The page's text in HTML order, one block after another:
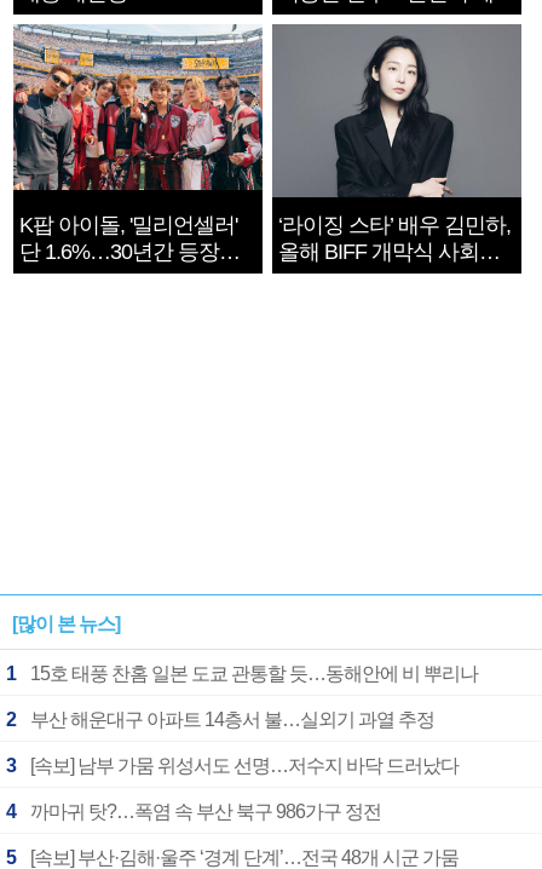
지는 ‘전쟁 속죄’
K팝 아이돌, '밀리언셀러'
단 1.6%…30년간 등장
1182개팀 전수조사
‘라이징 스타’ 배우 김민하,
올해 BIFF 개막식 사회자
확정
[많이 본 뉴스]
1 15호 태풍 찬홈 일본 도쿄 관통할 듯…동해안에 비 뿌리나
2 부산 해운대구 아파트 14층서 불…실외기 과열 추정
3 [속보] 남부 가뭄 위성서도 선명…저수지 바닥 드러났다
4 까마귀 탓?…폭염 속 부산 북구 986가구 정전
5 [속보] 부산·김해·울주 ‘경계 단계’…전국 48개 시군 가뭄